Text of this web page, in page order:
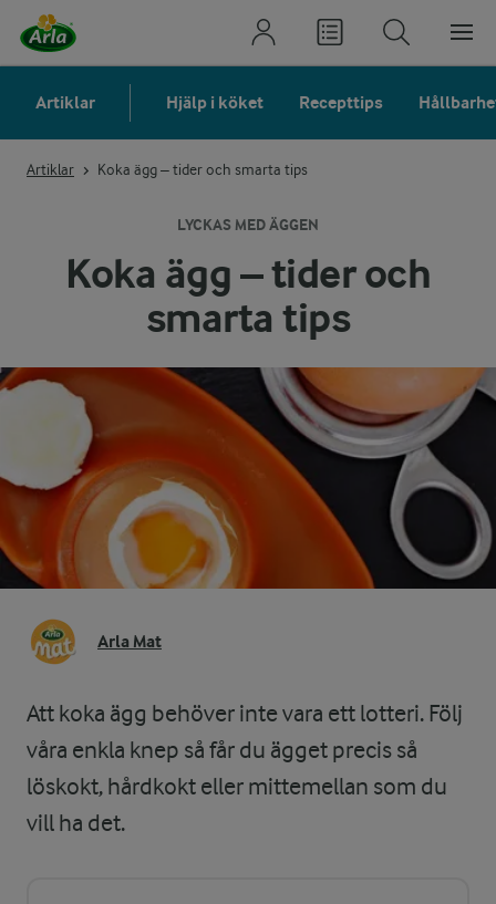
Artiklar Hjälp i köket Recepttips
Artiklar Koka ägg – tider och smarta tips
LYCKAS MED ÄGGEN
Koka ägg – tider och
smarta tips
Arla Mat
Att koka ägg behöver inte vara ett lotteri. Följ
våra enkla knep så får du ägget precis så
löskokt, hårdkokt eller mittemellan som du
vill ha det.